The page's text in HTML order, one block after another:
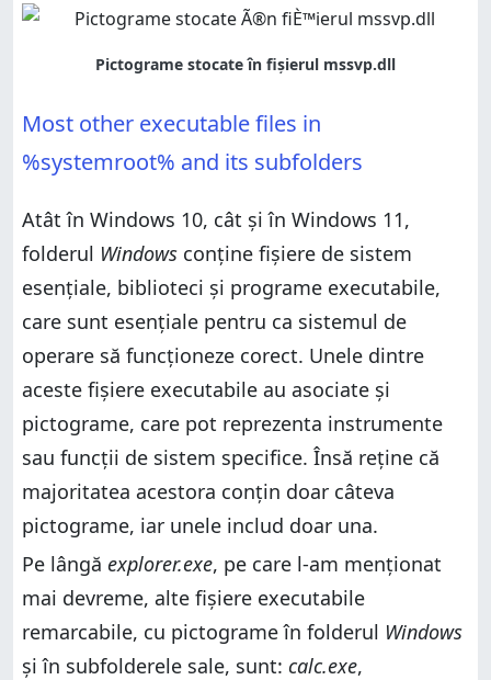
Most other executable files in
%systemroot% and its subfolders
Atât în Windows 10, cât și în Windows 11,
folderul Windows conține fișiere de sistem
esențiale, biblioteci și programe executabile,
care sunt esențiale pentru ca sistemul de
operare să funcționeze corect. Unele dintre
aceste fișiere executabile au asociate și
pictograme, care pot reprezenta instrumente
sau funcții de sistem specifice. Însă reține că
majoritatea acestora conțin doar câteva
pictograme, iar unele includ doar una.
Pe lângă explorer.exe, pe care l-am menționat
mai devreme, alte fișiere executabile
remarcabile, cu pictograme în folderul Windows
și în subfolderele sale, sunt: calc.exe,